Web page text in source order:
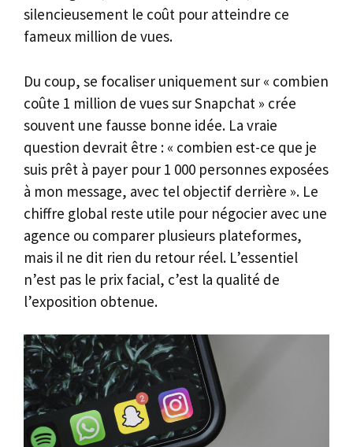
silencieusement le coût pour atteindre ce
fameux million de vues.
Du coup, se focaliser uniquement sur « combien
coûte 1 million de vues sur Snapchat » crée
souvent une fausse bonne idée. La vraie
question devrait être : « combien est-ce que je
suis prêt à payer pour 1 000 personnes exposées
à mon message, avec tel objectif derrière ». Le
chiffre global reste utile pour négocier avec une
agence ou comparer plusieurs plateformes,
mais il ne dit rien du retour réel. L’essentiel
n’est pas le prix facial, c’est la qualité de
l’exposition obtenue.